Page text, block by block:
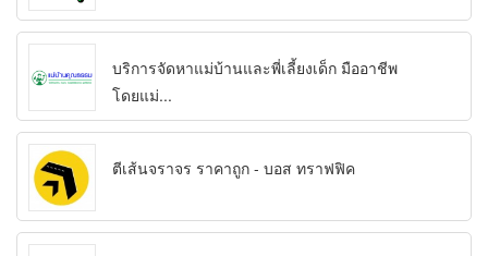
บริการจัดหาแม่บ้านและพี่เลี้ยงเด็ก มืออาชีพ
โดยแม่...
ตีเส้นจราจร ราคาถูก - บอส ทราฟฟิค